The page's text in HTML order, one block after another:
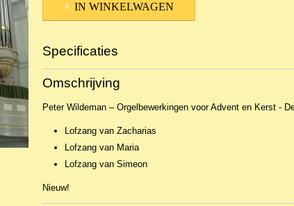
IN WINKELWAGEN
Specificaties
Productcode
EAN code
Omschrijving
Peter Wildeman – Orgelbewerkingen voor Advent en Kerst -
Lofzang van Zacharias
Lofzang van Maria
Lofzang van Simeon
Nieuw!